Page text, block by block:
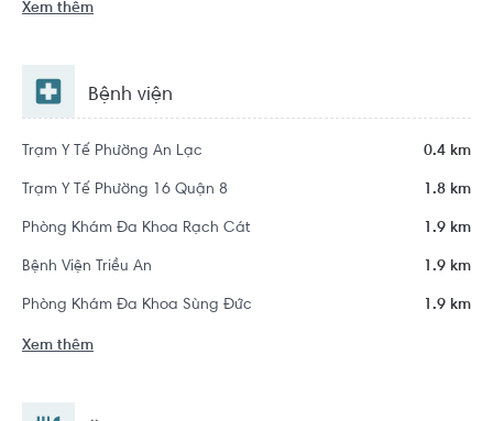
Xem thêm
Bệnh viện
Trạm Y Tế Phường An Lạc 0.4 km
Trạm Y Tế Phường 16 Quận 8 1.8 km
Phòng Khám Đa Khoa Rạch Cát 1.9 km
Bệnh Viện Triều An 1.9 km
Phòng Khám Đa Khoa Sùng Đức 1.9 km
Xem thêm